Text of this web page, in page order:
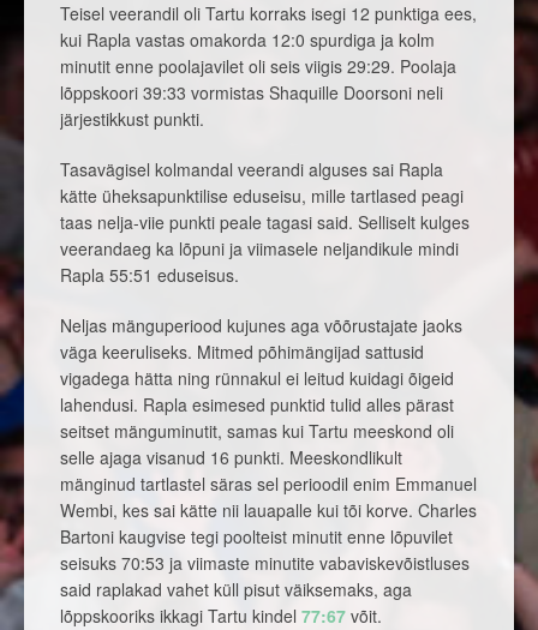
Teisel veerandil oli Tartu korraks isegi 12 punktiga ees,
kui Rapla vastas omakorda 12:0 spurdiga ja kolm
minutit enne poolajavilet oli seis viigis 29:29. Poolaja
lõppskoori 39:33 vormistas Shaquille Doorsoni neli
järjestikkust punkti.
Tasavägisel kolmandal veerandi alguses sai Rapla
kätte üheksapunktilise eduseisu, mille tartlased peagi
taas nelja-viie punkti peale tagasi said. Selliselt kulges
veerandaeg ka lõpuni ja viimasele neljandikule mindi
Rapla 55:51 eduseisus.
Neljas mänguperiood kujunes aga võõrustajate jaoks
väga keeruliseks. Mitmed põhimängijad sattusid
vigadega hätta ning rünnakul ei leitud kuidagi õigeid
lahendusi. Rapla esimesed punktid tulid alles pärast
seitset mänguminutit, samas kui Tartu meeskond oli
selle ajaga visanud 16 punkti. Meeskondlikult
mänginud tartlastel säras sel perioodil enim Emmanuel
Wembi, kes sai kätte nii lauapalle kui tõi korve. Charles
Bartoni kaugvise tegi poolteist minutit enne lõpuvilet
seisuks 70:53 ja viimaste minutite vabaviskevõistluses
said raplakad vahet küll pisut väiksemaks, aga
lõppskooriks ikkagi Tartu kindel 77:67 võit.